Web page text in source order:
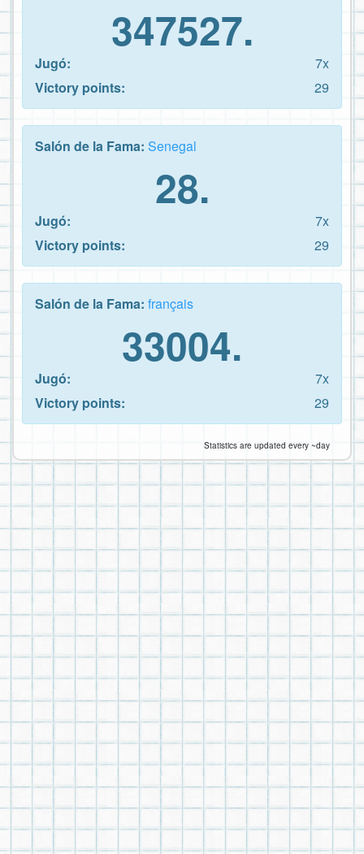
347527.
Jugó:
7x
Victory points:
29
Salón de la Fama: Senegal
28.
Jugó:
7x
Victory points:
29
Salón de la Fama: français
33004.
Jugó:
7x
Victory points:
29
Statistics are updated every ~day